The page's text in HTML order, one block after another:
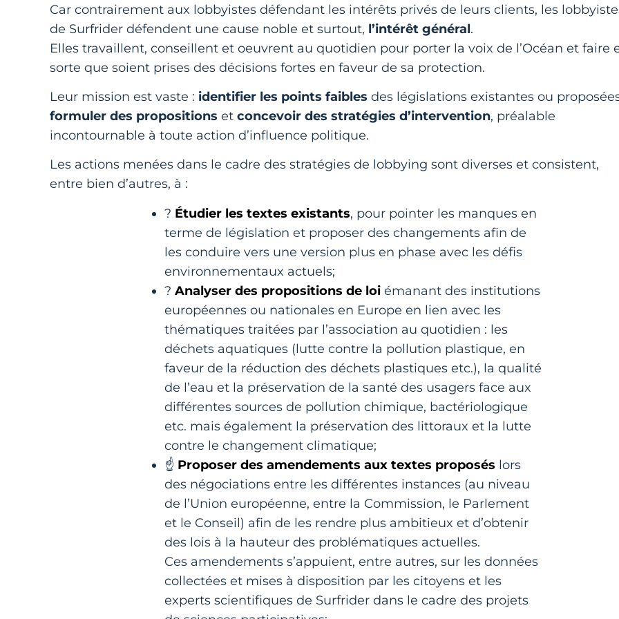
Car contrairement aux lobbyistes défendant les intérêts privés de leurs clients, les
de Surfrider défendent une cause noble et surtout, l’intérêt général.
Elles travaillent, conseillent et oeuvrent au quotidien pour porter la voix de l’Océan et faire
sorte que soient prises des décisions fortes en faveur de sa protection.
Leur mission est vaste : identifier les points faibles des législations existantes ou
formuler des propositions et concevoir des stratégies d’intervention, préalable
incontournable à toute action d’influence politique.
Les actions menées dans le cadre des stratégies de lobbying sont diverses et consistent,
entre bien d’autres, à :
? Étudier les textes existants, pour pointer les manques en
terme de législation et proposer des changements afin de
les conduire vers une version plus en phase avec les défis
environnementaux actuels;
? Analyser des propositions de loi émanant des institutions
européennes ou nationales en Europe en lien avec les
thématiques traitées par l’association au quotidien : les
déchets aquatiques (lutte contre la pollution plastique, en
faveur de la réduction des déchets plastiques etc.), la qualité
de l’eau et la préservation de la santé des usagers face aux
différentes sources de pollution chimique, bactériologique
etc. mais également la préservation des littoraux et la lutte
contre le changement climatique;
☝️ Proposer des amendements aux textes proposés lors
des négociations entre les différentes instances (au niveau
de l’Union européenne, entre la Commission, le Parlement
et le Conseil) afin de les rendre plus ambitieux et d’obtenir
des lois à la hauteur des problématiques actuelles.
Ces amendements s’appuient, entre autres, sur les données
collectées et mises à disposition par les citoyens et les
experts scientifiques de Surfrider dans le cadre des projets